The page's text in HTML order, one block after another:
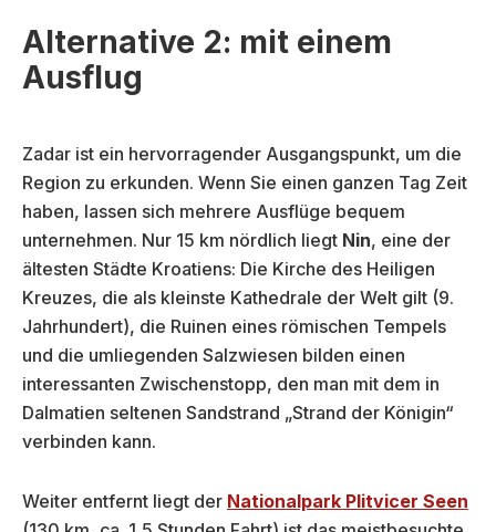
Alternative 2: mit einem
Ausflug
Zadar ist ein hervorragender Ausgangspunkt, um die
Region zu erkunden. Wenn Sie einen ganzen Tag Zeit
haben, lassen sich mehrere Ausflüge bequem
unternehmen. Nur 15 km nördlich liegt Nin, eine der
ältesten Städte Kroatiens: Die Kirche des Heiligen
Kreuzes, die als kleinste Kathedrale der Welt gilt (9.
Jahrhundert), die Ruinen eines römischen Tempels
und die umliegenden Salzwiesen bilden einen
interessanten Zwischenstopp, den man mit dem in
Dalmatien seltenen Sandstrand „Strand der Königin“
verbinden kann.
Weiter entfernt liegt der Nationalpark Plitvicer Seen